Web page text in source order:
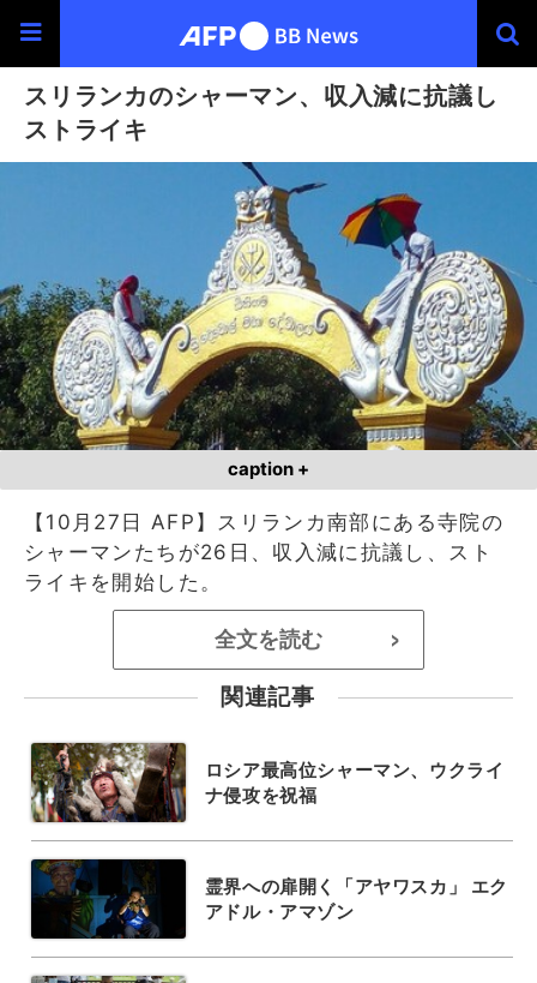
スリランカのシャーマン、収入減に抗議し
ストライキ
caption +
【10月27日 AFP】スリランカ南部にある寺院の
シャーマンたちが26日、収入減に抗議し、スト
ライキを開始した。
全文を読む >
関連記事
ロシア最高位シャーマン、ウクライ
ナ侵攻を祝福
霊界への扉開く「アヤワスカ」 エク
アドル・アマゾン